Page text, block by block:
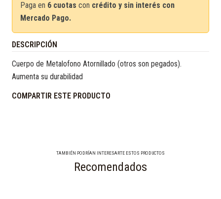
Paga en 6 cuotas con crédito y sin interés con
Mercado Pago.
DESCRIPCIÓN
Cuerpo de Metalofono Atornillado (otros son pegados).
Aumenta su durabilidad
COMPARTIR ESTE PRODUCTO
TAMBIÉN PODRÍAN INTERESARTE ESTOS PRODUCTOS
Recomendados